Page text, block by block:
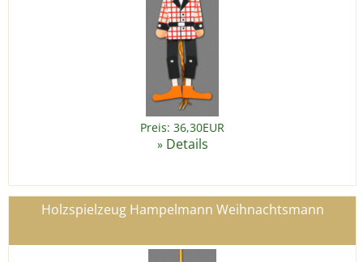
Preis: 36,30EUR
» Details
Holzspielzeug Hampelmann Weihnachtsmann